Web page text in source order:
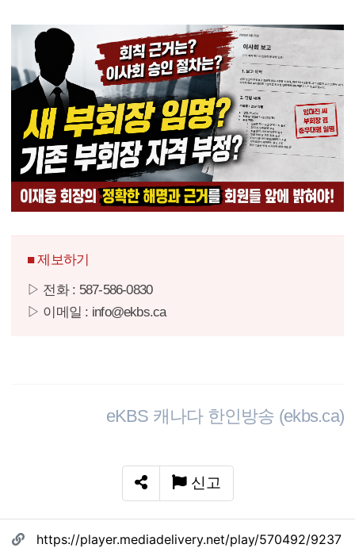
■ 제보하기
▷ 전화 : 587-586-0830
▷ 이메일 : info@ekbs.ca
eKBS 캐나다 한인방송 (ekbs.ca)
SNS 공유
신고
관련자료
https://player.mediadelivery.net/play/570492/9237